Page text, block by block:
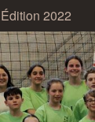
Édition 2022